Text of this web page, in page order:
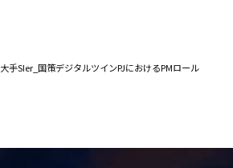
大手SIer_国策デジタルツインPJにおけるPMロール